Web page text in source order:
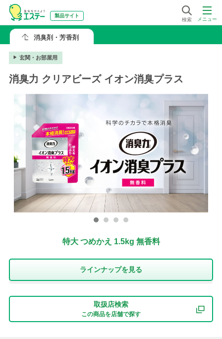
メニュー
検索
製品サイト
消臭剤・芳香剤
玄関・お部屋用
消臭力 クリアビーズ イオン消臭プラス
特大 つめかえ 1.5kg 無香料
ラインナップを⾒る
取扱店検索
この商品を店舗で探す